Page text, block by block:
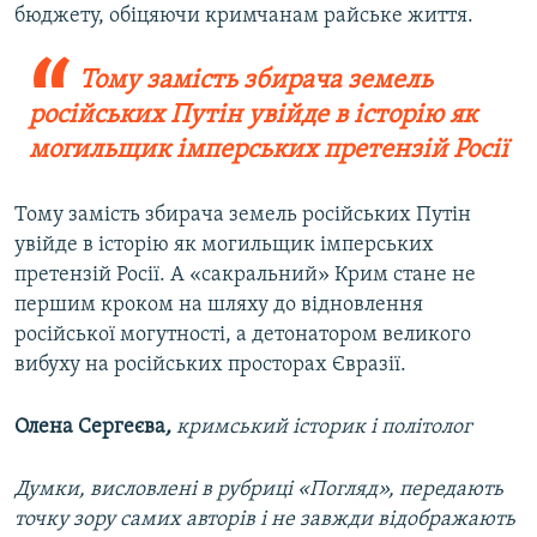
бюджету, обіцяючи кримчанам райське життя.
Тому замість збирача земель
російських Путін увійде в історію як
могильщик імперських претензій Росії
Тому замість збирача земель російських Путін
увійде в історію як могильщик імперських
претензій Росії. А «сакральний» Крим стане не
першим кроком на шляху до відновлення
російської могутності, а детонатором великого
вибуху на російських просторах Євразії.
Олена Сергеєва, кримський історик і політолог
Думки, висловлені в рубриці «Погляд», передають
точку зору самих авторів і не завжди відображають